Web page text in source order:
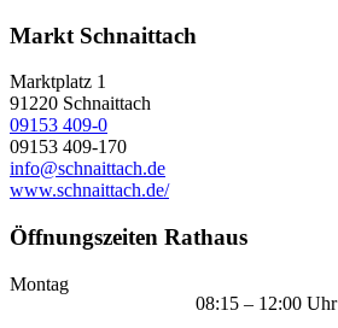
Markt Schnaittach
Marktplatz 1
91220 Schnaittach
09153 409-0
09153 409-170
info@schnaittach.de
www.schnaittach.de/
Öffnungszeiten Rathaus
Montag
08:15 – 12:00 Uhr